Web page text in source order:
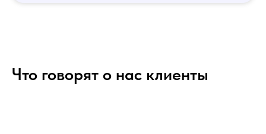
Что говорят о нас клиенты